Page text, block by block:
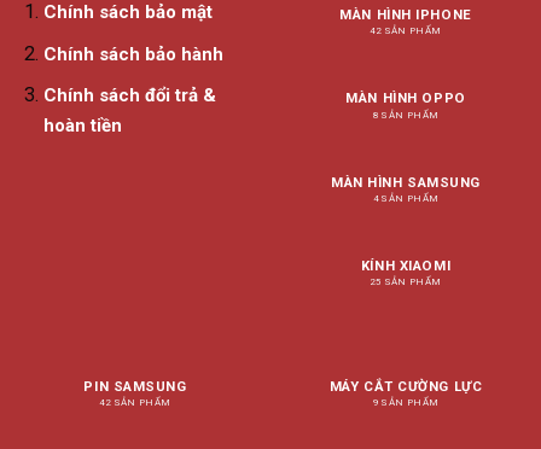
Chính sách bảo mật
Chính sách bảo hành
Chính sách đổi trả &
hoàn tiền
MÀN HÌNH IPHONE
42 SẢN PHẨM
MÀN HÌNH OPPO
8 SẢN PHẨM
MÀN HÌNH SAMSUNG
4 SẢN PHẨM
KÍNH XIAOMI
25 SẢN PHẨM
PIN SAMSUNG
42 SẢN PHẨM
MÁY CẮT CƯỜNG LỰC
9 SẢN PHẨM